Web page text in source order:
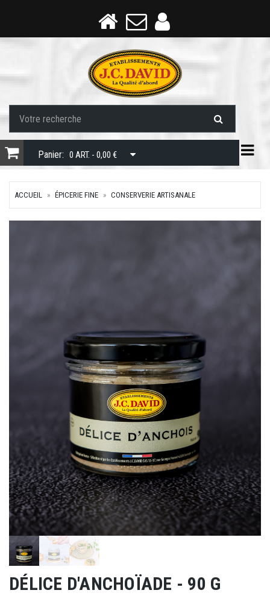
Panier: 0 ART. - 0,00 €
ACCUEIL ÉPICERIE FINE CONSERVERIE ARTISANALE
DÉLICE D'ANCHOÏADE - 90 G